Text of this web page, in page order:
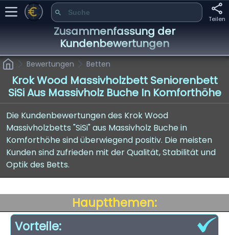
Teilen
Zusammenfassung der
Kundenbewertungen
Bewertungen Betten
Krok Wood Massivholzbett Seniorenbett
SiSi Aus Massivholz Buche In Komforthöhe
Die Kundenbewertungen des Krok Wood
Massivholzbetts "SiSi" aus Massivholz Buche in
Komforthöhe sind überwiegend positiv. Die meisten
Kunden sind zufrieden mit der Qualität, Stabilität und
Optik des Betts.
Hauptthemen:
Vorteile: